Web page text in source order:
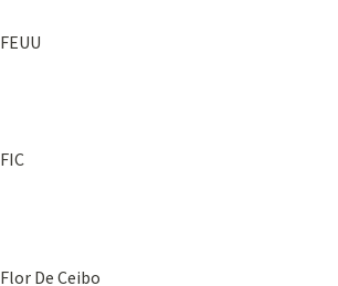
FEUU
FIC
Flor De Ceibo